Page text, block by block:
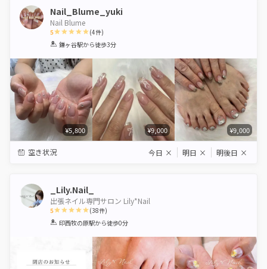
Nail_Blume_yuki
Nail Blume
5
1 2 3 4 5
(4件)
鎌ヶ谷駅から徒歩3分
¥5,800 ¥9,000 ¥9,000
空き状況 今日 × 明日 × 明後日 ×
_Lily.Nail_
出張ネイル専門サロン Lily*Nail
5
1 2 3 4 5
(38件)
印西牧の原駅から徒歩0分